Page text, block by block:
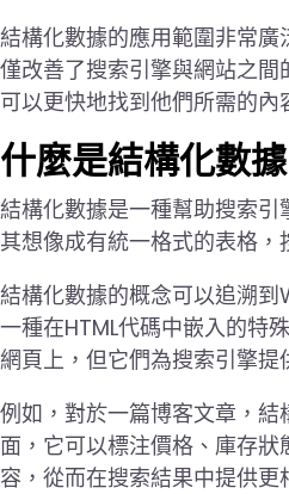
結構化數據的應用範圍非常
僅改善了搜索引擎與網站之間
可以更快地找到他們所需的內
什麼是結構化數
結構化數據是一種幫助搜索
其想像成有統一格式的表格，
結構化數據的概念可以追溯
一種在HTML代碼中嵌入的特
網頁上，但它們為搜索引擎提
例如，對於一篇博客文章，
面，它可以標注價格、庫存
容，從而在搜索結果中提供更